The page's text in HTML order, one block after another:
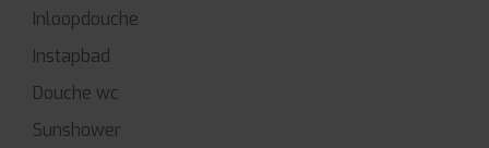
Inloopdouche
Instapbad
Douche wc
Sunshower